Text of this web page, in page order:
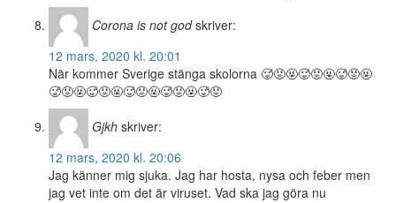
Corona is not god skriver:
12 mars, 2020 kl. 20:01
När kommer Sverige stänga skolorna 🥵😡🤬🥵😡🤬🥵😡🤬
🥵😡🤬🥵😡🤬🥵😡🤬🥵😡🤬🥵😡
Gjkh skriver:
12 mars, 2020 kl. 20:06
Jag känner mig sjuka. Jag har hosta, nysa och feber men
jag vet inte om det är viruset. Vad ska jag göra nu